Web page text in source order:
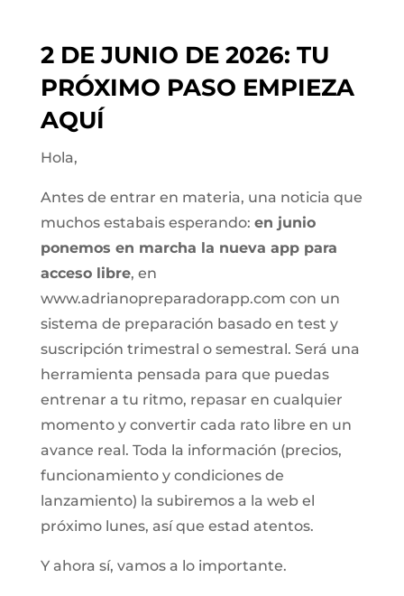
2 DE JUNIO DE 2026: TU
PRÓXIMO PASO EMPIEZA
AQUÍ
Hola,
Antes de entrar en materia, una noticia que
muchos estabais esperando: en junio
ponemos en marcha la nueva app para
acceso libre, en
www.adrianopreparadorapp.com con un
sistema de preparación basado en test y
suscripción trimestral o semestral. Será una
herramienta pensada para que puedas
entrenar a tu ritmo, repasar en cualquier
momento y convertir cada rato libre en un
avance real. Toda la información (precios,
funcionamiento y condiciones de
lanzamiento) la subiremos a la web el
próximo lunes, así que estad atentos.
Y ahora sí, vamos a lo importante.